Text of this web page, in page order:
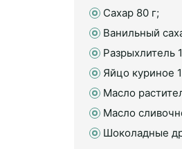
Сахар 80 г;
Ванильный
Разрыхлитель
Яйцо куриное
Масло
Масло
Шоколадные